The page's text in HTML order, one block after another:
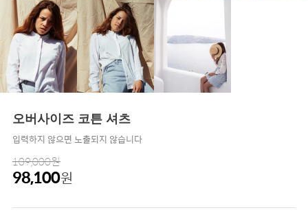
오버사이즈 코튼 셔츠
입력하지 않으면 노출되지 않습니다
109,000원
98,100원